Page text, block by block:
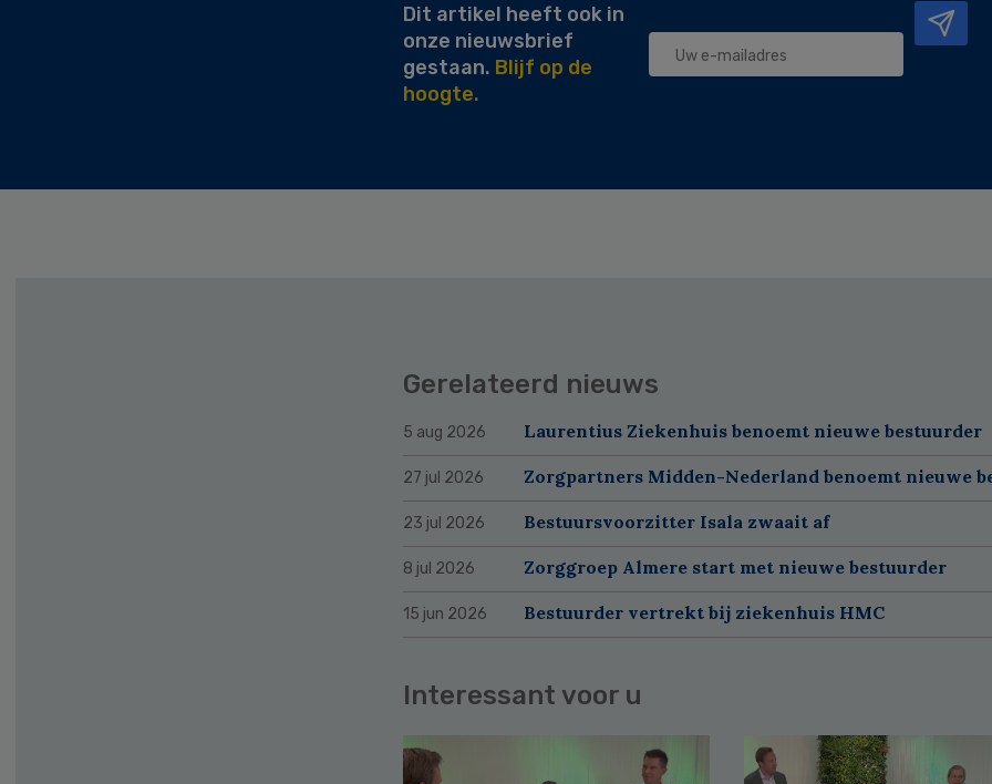
Dit artikel heeft ook in
onze nieuwsbrief
gestaan. Blijf op de
hoogte.
Gerelateerd nieuws
5 aug 2026 Laurentius Ziekenhuis benoemt nieuwe bestuurder
27 jul 2026 Zorgpartners Midden-Nederland benoemt nieuwe
23 jul 2026 Bestuursvoorzitter Isala zwaait af
8 jul 2026 Zorggroep Almere start met nieuwe bestuurder
15 jun 2026 Bestuurder vertrekt bij ziekenhuis HMC
Interessant voor u